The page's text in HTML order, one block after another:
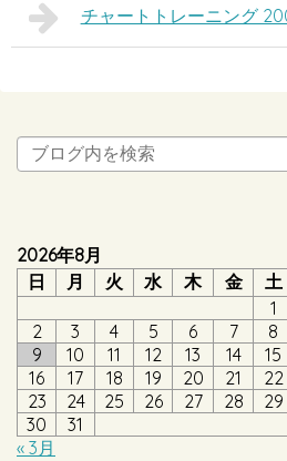
チャートトレーニング
2026年8月
日
月 火 水 木 金
土
1
2
3 4 5 6 7
8
9
10 11 12 13 14
15
16
17 18 19 20 21
22
23
24 25 26 27 28
29
30
31
« 3月